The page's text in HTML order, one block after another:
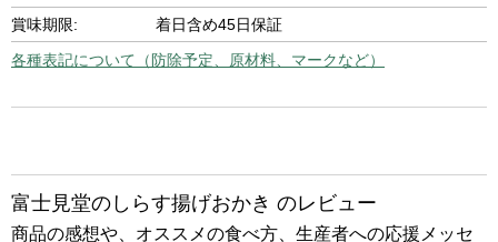
賞味期限:
着日含め45日保証
各種表記について（防除予定、原材料、マークなど）
富士見堂のしらす揚げおかき のレビュー
商品の感想や、オススメの食べ方、生産者への応援メッセ